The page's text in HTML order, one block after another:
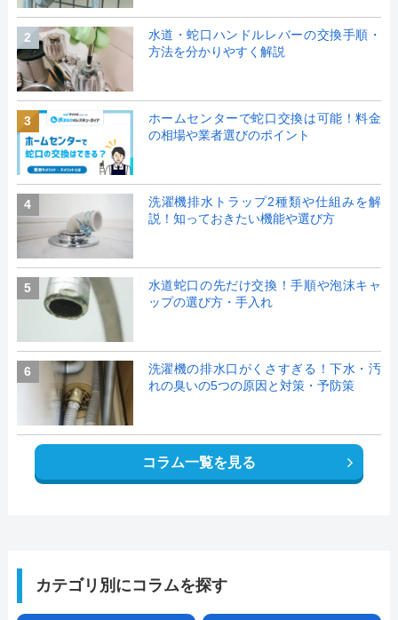
2
水道・蛇口ハンドルレバーの交換手順・
方法を分かりやすく解説
3
ホームセンターで蛇口交換は可能！料金
の相場や業者選びのポイント
4
洗濯機排水トラップ2種類や仕組みを解
説！知っておきたい機能や選び方
5
水道蛇口の先だけ交換！手順や泡沫キャ
ップの選び方・手入れ
6
洗濯機の排水口がくさすぎる！下水・汚
れの臭いの5つの原因と対策・予防策
コラム一覧を見る
カテゴリ別にコラムを探す